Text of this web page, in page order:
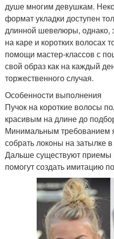
душе многим девушкам.
формат укладки доступен
длинной шевелюры, однако,
на каре и коротких волосах
помощи мастер-классов с
свой образ как на каждый
торжественного случая.
Особенности выполнения
Пучок на короткие волосы
красивым на длине до
Минимальным требованием
собрать локоны на затылке
Дальше существуют приемы
помогут создать имитацию